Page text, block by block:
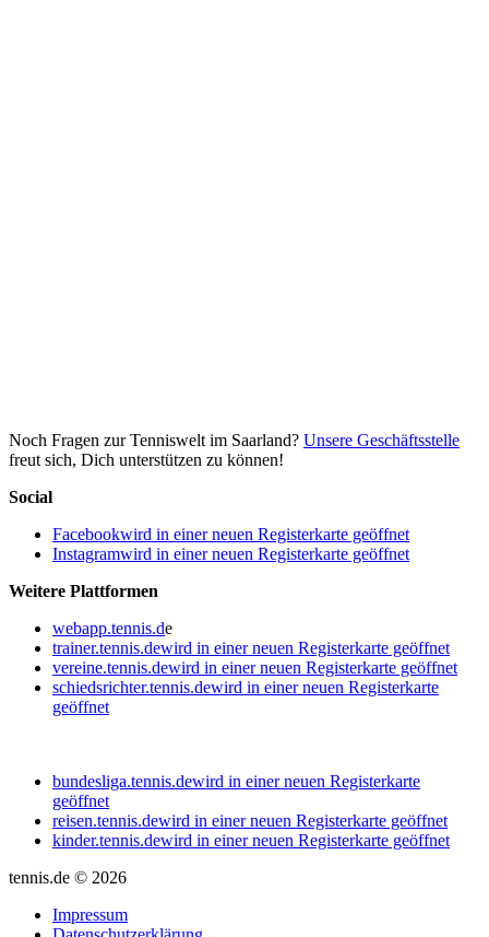
Noch Fragen zur Tenniswelt im Saarland? Unsere Geschäftsstelle
freut sich, Dich unterstützen zu können!
Social
Facebookwird in einer neuen Registerkarte geöffnet
Instagramwird in einer neuen Registerkarte geöffnet
Weitere Plattformen
webapp.tennis.de
trainer.tennis.dewird in einer neuen Registerkarte geöffnet
vereine.tennis.dewird in einer neuen Registerkarte geöffnet
schiedsrichter.tennis.dewird in einer neuen Registerkarte
geöffnet
bundesliga.tennis.dewird in einer neuen Registerkarte
geöffnet
reisen.tennis.dewird in einer neuen Registerkarte geöffnet
kinder.tennis.dewird in einer neuen Registerkarte geöffnet
tennis.de © 2026
Impressum